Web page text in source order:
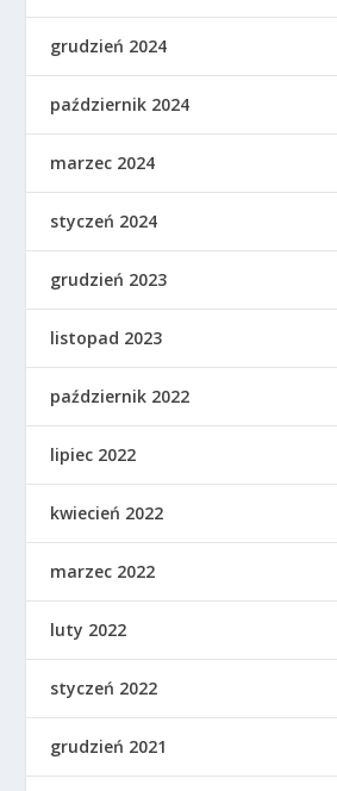
grudzień 2024
październik 2024
marzec 2024
styczeń 2024
grudzień 2023
listopad 2023
październik 2022
lipiec 2022
kwiecień 2022
marzec 2022
luty 2022
styczeń 2022
grudzień 2021